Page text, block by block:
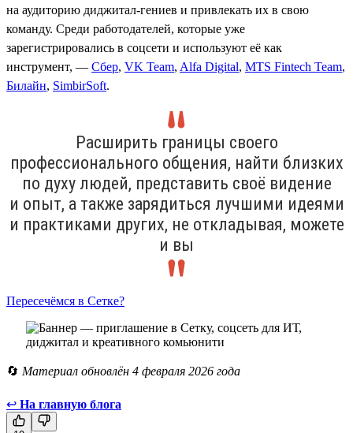
на аудиторию диджитал-гениев и привлекать их в свою
команду. Среди работодателей, которые уже
зарегистрировались в соцсети и используют её как
инструмент, — Сбер, VK Team, Alfa Digital, MTS Fintech Team,
Билайн, SimbirSoft.
Расширить границы своего
профессионального общения, найти близких
по духу людей, представить своё видение
и опыт, а также зарядиться лучшими идеями
и практиками других, не откладывая, можете
и вы
Пересечёмся в Сетке?
🔄 Материал обновлён 4 февраля 2026 года
↩ На главную блога